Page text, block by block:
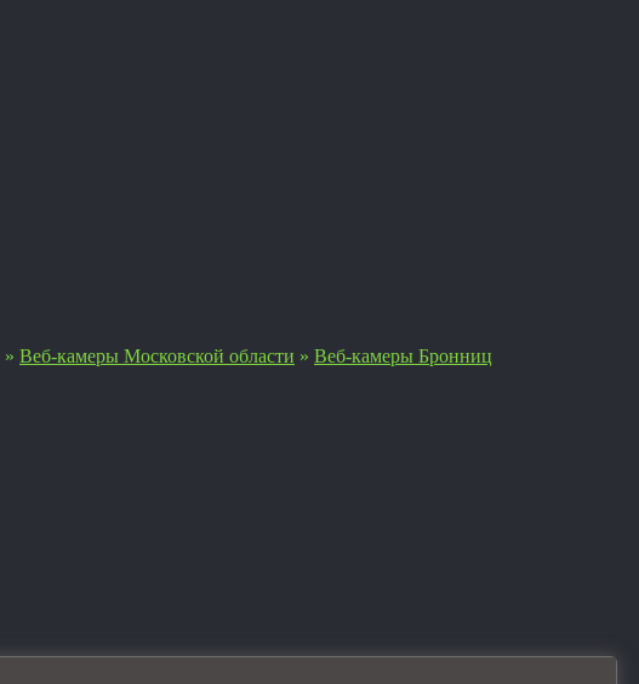
» Веб-камеры Московской области » Веб-камеры Бронниц